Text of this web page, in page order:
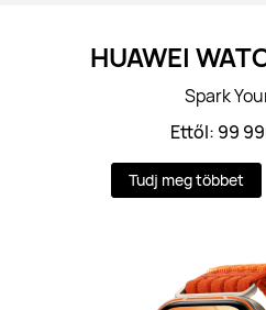
HUAWEI
Spark
Ettől: 99
Tudj meg többet